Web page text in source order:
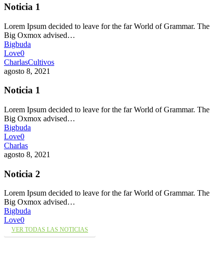
Noticia 1
Lorem Ipsum decided to leave for the far World of Grammar. The
Big Oxmox advised…
Bigbuda
Love0
CharlasCultivos
agosto 8, 2021
Noticia 1
Lorem Ipsum decided to leave for the far World of Grammar. The
Big Oxmox advised…
Bigbuda
Love0
Charlas
agosto 8, 2021
Noticia 2
Lorem Ipsum decided to leave for the far World of Grammar. The
Big Oxmox advised…
Bigbuda
Love0
VER TODAS LAS NOTICIAS